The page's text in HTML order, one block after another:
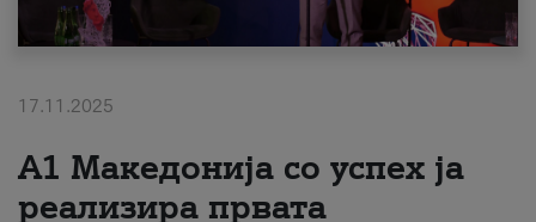
Надополни кредит
#ПодобарОнлајн
17.11.2025
А1 Македонија со успех ја
реализира првата